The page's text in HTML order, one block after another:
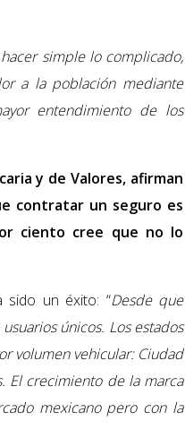
simple lo complicado,
a la población mediante
entendimiento de los
y de Valores, afirman
contratar un seguro es
ciento cree que no lo
sido un éxito: “Desde que
únicos. Los estados
volumen vehicular: Ciudad
El crecimiento de la marca
mexicano pero con la